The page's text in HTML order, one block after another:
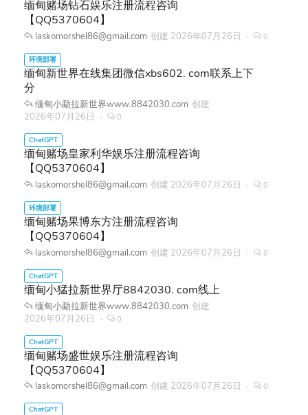
缅甸赌场钻石娱乐注册流程咨询
【QQ5370604】
laskomorshel86@gmail.com 创建 2026年07月26日 0
缅甸新世界在线集团微信xbs602. com联系上下
分
缅甸小勐拉新世界www.8842030.com 创建
2026年07月26日
0
缅甸赌场皇家利华娱乐注册流程咨询
【QQ5370604】
laskomorshel86@gmail.com 创建 2026年07月26日 0
缅甸赌场果博东方注册流程咨询
【QQ5370604】
laskomorshel86@gmail.com 创建 2026年07月26日 0
缅甸小猛拉新世界厅8842030. com线上
缅甸小勐拉新世界www.8842030.com 创建
2026年07月26日
0
缅甸赌场盛世娱乐注册流程咨询
【QQ5370604】
laskomorshel86@gmail.com 创建 2026年07月26日 0